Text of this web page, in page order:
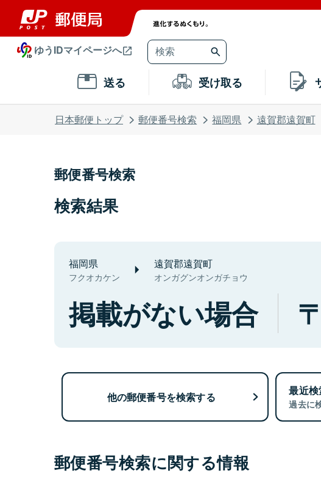
ゆうIDマイページへ
送る 受け取る
日本郵便トップ 郵便番号検索 福岡県 遠賀郡遠賀町
郵便番号検索
検索結果
福岡県
フクオカケン
遠賀郡遠賀町
オンガグンオンガチョウ
掲載がない場合
他の郵便番号を検索する 最近
過去に
郵便番号検索に関する情報